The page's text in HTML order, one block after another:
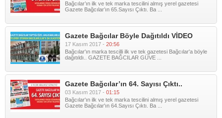
Bağcılar’ın ilk ve tek marka tescilini almış yerel gazetesi
Gazete Bağcılar’ın 65.Sayısı Çıktı. Ba ...
Gazete Bağcılar Böyle Dağıtıldı VİDEO
17 Kasım 2017 - 20:56
Bağcılar'ın marka tescilli ilk ve tek gazetesi Bağcılar'a böyle
dağıtıldı.. GAZETE BAĞCILAR GÜVE ...
Gazete Bağcılar’ın 64. Sayısı Çıktı..
03 Kasım 2017 - 01:15
Bağcılar'ın ilk ve tek marka tescilini almış yerel gazetesi
Gazete Bağcılar'ın 64.Sayısı Çıktı. Ba ...